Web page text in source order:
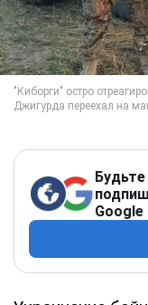
Google